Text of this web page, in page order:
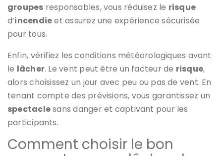
groupes responsables, vous réduisez le risque
d’incendieet assurez une expérience sécurisée
pour tous.
Enfin, vérifiez les conditions météorologiques avant
le lâcher. Le vent peut être un facteur de risque,
alors choisissez un jour avec peu ou pas de vent. En
tenant compte des prévisions, vous garantissez un
spectaclesans danger et captivant pour les
participants.
Comment choisir le bon